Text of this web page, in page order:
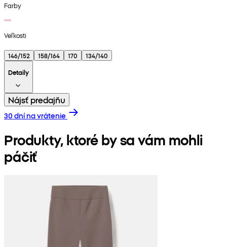
Farby
Veľkosti
146/152 158/164 170
134/140
Detaily
Nájsť predajňu
30 dní na vrátenie
Produkty, ktoré by sa vám mohli
páčiť